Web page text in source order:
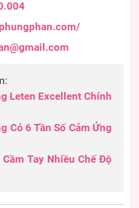
Leten Excellent Chính
Có 6 Tần Số Cảm Ứng
Tay Nhiều Chế Độ